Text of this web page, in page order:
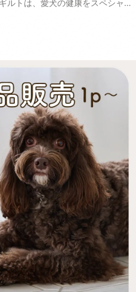
ルトは、愛犬の健康をスペシャル
ミルクをベースとして、乳酸菌
を維持。えんどう豆たんぱくとコ
康維持に貢献します🐶 腸から全
とができるので、愛犬が美味しく
。 パピーからシニアまで使用で
て与えることができる商品です。
豆タンパク、イヌリン（食物繊
糖、コラーゲンペプチドコエンザ
含む） 消費期限 未開封の状態で
っかりと決めて、日光・高温多
味期限にしっかりと早めにお使い
のお水やぬるま湯で溶かして
するとより栄養素の吸収を補助し
によって量を調整してください 成
40g たん白質：36.8%以上 脂
分：4.9% 水分：3.0%